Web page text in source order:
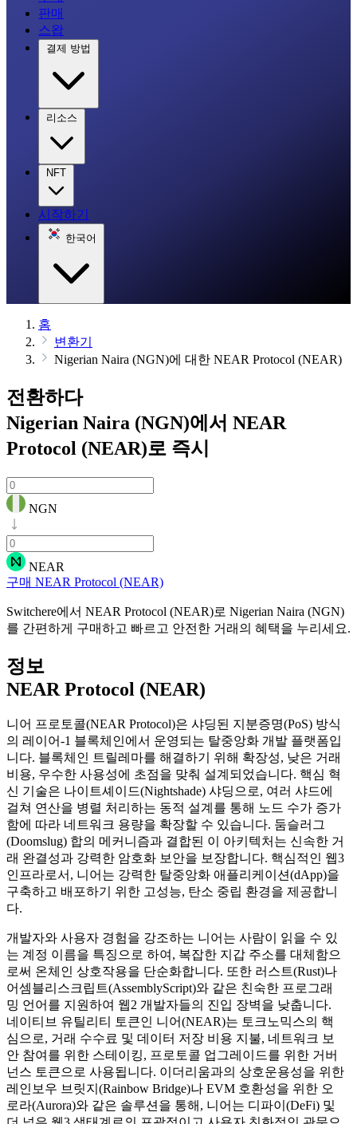
판매
스왑
결제 방법
리소스
NFT
시작하기
한국어
홈
변환기
Nigerian Naira (NGN)에 대한 NEAR Protocol (NEAR)
전환하다
Nigerian Naira (NGN)에서 NEAR
Protocol (NEAR)로 즉시
NGN
NEAR
구매 NEAR Protocol (NEAR)
Switchere에서 NEAR Protocol (NEAR)로 Nigerian Naira (NGN)
를 간편하게 구매하고 빠르고 안전한 거래의 혜택을 누리세요.
정보
NEAR Protocol (NEAR)
니어 프로토콜(NEAR Protocol)은 샤딩된 지분증명(PoS) 방식
의 레이어-1 블록체인에서 운영되는 탈중앙화 개발 플랫폼입
니다. 블록체인 트릴레마를 해결하기 위해 확장성, 낮은 거래
비용, 우수한 사용성에 초점을 맞춰 설계되었습니다. 핵심 혁
신 기술은 나이트셰이드(Nightshade) 샤딩으로, 여러 샤드에
걸쳐 연산을 병렬 처리하는 동적 설계를 통해 노드 수가 증가
함에 따라 네트워크 용량을 확장할 수 있습니다. 둠슬러그
(Doomslug) 합의 메커니즘과 결합된 이 아키텍처는 신속한 거
래 완결성과 강력한 암호화 보안을 보장합니다. 핵심적인 웹3
인프라로서, 니어는 강력한 탈중앙화 애플리케이션(dApp)을
구축하고 배포하기 위한 고성능, 탄소 중립 환경을 제공합니
다.
개발자와 사용자 경험을 강조하는 니어는 사람이 읽을 수 있
는 계정 이름을 특징으로 하여, 복잡한 지갑 주소를 대체함으
로써 온체인 상호작용을 단순화합니다. 또한 러스트(Rust)나
어셈블리스크립트(AssemblyScript)와 같은 친숙한 프로그래
밍 언어를 지원하여 웹2 개발자들의 진입 장벽을 낮춥니다.
네이티브 유틸리티 토큰인 니어(NEAR)는 토크노믹스의 핵
심으로, 거래 수수료 및 데이터 저장 비용 지불, 네트워크 보
안 참여를 위한 스테이킹, 프로토콜 업그레이드를 위한 거버
넌스 토큰으로 사용됩니다. 이더리움과의 상호운용성을 위한
레인보우 브릿지(Rainbow Bridge)나 EVM 호환성을 위한 오
로라(Aurora)와 같은 솔루션을 통해, 니어는 디파이(DeFi) 및